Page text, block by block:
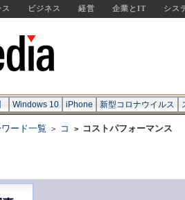
ス ビジネス 経営 企業とIT シス
Windows 10 iPhone 新型コロナウイルス
ード一覧 > コ > コストパフォーマンス